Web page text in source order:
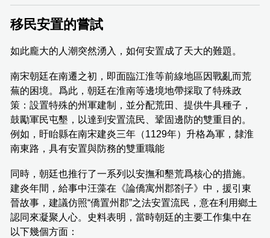
移民安置的嘗試
如此龐大的人潮突然湧入，如何安置成了天大的難題。
南宋朝廷在南遷之初，即面臨江淮等前線地區因戰亂而荒
蕪的困境。爲此，朝廷在淮南等邊境地帶採取了特殊政
策：設置特殊的州軍建制，並分配荒田、提供牛具種子，
鼓勵軍民屯墾，以達到安置流民、鞏固邊防的雙重目的。
例如，盱眙縣在南宋建炎三年（1129年）升格為軍，隸淮
南東路，具有安置與防務的雙重職能
同時，朝廷也推行了一系列以安撫和墾荒爲核心的措施。
建炎年間，給事中汪藻在《論僑寓州郡劄子》中，援引東
晉故事，建議仿照“僑置州郡”之法安置流民，意在利用鄉土
認同來凝聚人心。史料表明，當時朝廷的主要工作集中在
以下幾個方面：